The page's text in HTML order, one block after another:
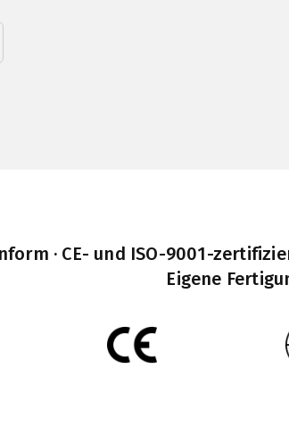
· CE- und ISO-9001-
Eigene